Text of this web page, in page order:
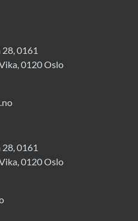
0161
0120 Oslo
0161
0120 Oslo